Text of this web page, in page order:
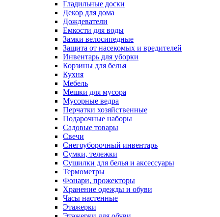
Гладильные доски
Декор для дома
Дождеватели
Емкости для воды
Замки велосипедные
Защита от насекомых и вредителей
Инвентарь для уборки
Корзины для белья
Кухня
Мебель
Мешки для мусора
Мусорные ведра
Перчатки хозяйственные
Подарочные наборы
Садовые товары
Свечи
Снегоуборочный инвентарь
Сумки, тележки
Сушилки для белья и аксессуары
Термометры
Фонари, прожекторы
Хранение одежды и обуви
Часы настенные
Этажерки